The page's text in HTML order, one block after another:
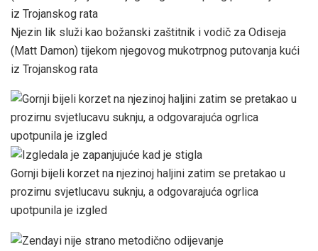
Njezin lik služi kao božanski zaštitnik i vodič za Odiseja
(Matt Damon) tijekom njegovog mukotrpnog putovanja kući
iz Trojanskog rata
Gornji bijeli korzet na njezinoj haljini zatim se pretakao u
prozirnu svjetlucavu suknju, a odgovarajuća ogrlica
upotpunila je izgled